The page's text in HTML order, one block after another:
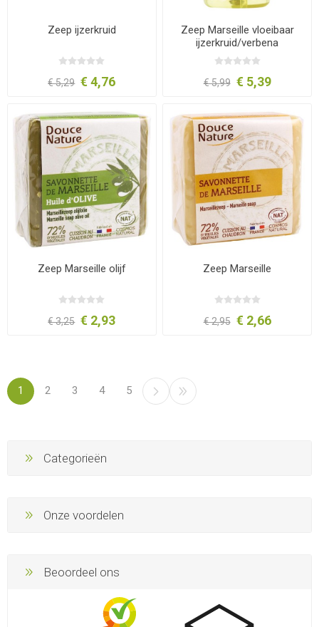
Zeep ijzerkruid
€ 5,29 € 4,76
Zeep Marseille vloeibaar
ijzerkruid/verbena
€ 5,99 € 5,39
Zeep Marseille olijf
€ 3,25 € 2,93
Zeep Marseille
€ 2,95 € 2,66
1 2 3 4 5
Categorieën
Onze voordelen
Beoordeel ons